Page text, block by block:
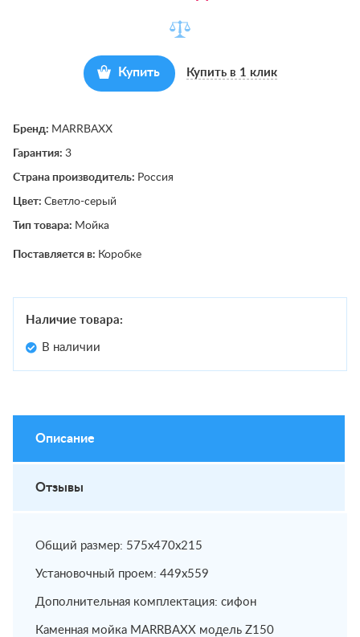
Купить Купить в 1 клик
Бренд: MARRBAXX
Гарантия: 3
Страна производитель: Россия
Цвет: Светло-серый
Тип товара: Мойка
Поставляется в: Коробке
Наличие товара:
В наличии
Описание
Отзывы
Общий размер: 575х470х215
Установочный проем: 449х559
Дополнительная комплектация: сифон
Каменная мойка МАRRВАХХ модель Z150